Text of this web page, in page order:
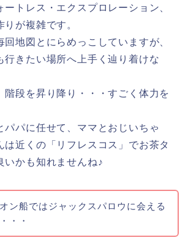
ートレス・エクスプロレーション、
が複雑です。
地図とにらめっこしていますが、
行きたい場所へ上手く辿り着けな
階段を昇り降り・・・すごく体力を
パパに任せて、ママとおじいちゃ
は近くの「リフレスコス」でお茶タ
いかも知れませんね♪
ン船ではジャックスパロウに会える
・・